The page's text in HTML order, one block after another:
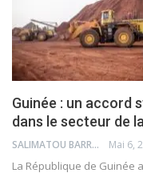
Guinée : un accord
dans le secteur de
SALIMATOU BARRY Mai 6,
La République de Guinée